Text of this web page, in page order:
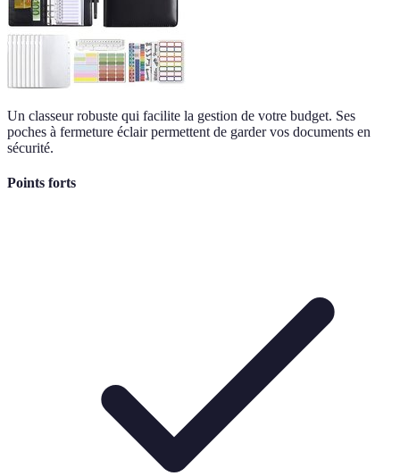
Un classeur robuste qui facilite la gestion de votre budget. Ses
poches à fermeture éclair permettent de garder vos documents en
sécurité.
Points forts